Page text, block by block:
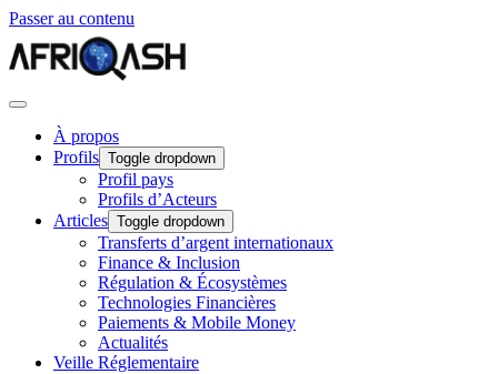
Passer au contenu
À propos
Profils Toggle dropdown
Profil pays
Profils d’Acteurs
Articles Toggle dropdown
Transferts d’argent internationaux
Finance & Inclusion
Régulation & Écosystèmes
Technologies Financières
Paiements & Mobile Money
Actualités
Veille Réglementaire